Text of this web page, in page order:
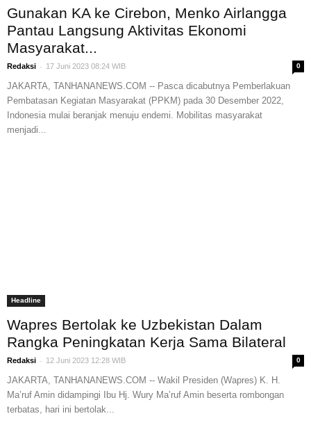
Gunakan KA ke Cirebon, Menko Airlangga
Pantau Langsung Aktivitas Ekonomi
Masyarakat...
Redaksi - 17 Juni 2023 08:24 WIB 0
JAKARTA, TANHANANEWS.COM -- Pasca dicabutnya Pemberlakuan
Pembatasan Kegiatan Masyarakat (PPKM) pada 30 Desember 2022,
Indonesia mulai beranjak menuju endemi. Mobilitas masyarakat
menjadi...
Headline
Wapres Bertolak ke Uzbekistan Dalam
Rangka Peningkatan Kerja Sama Bilateral
Redaksi - 12 Juni 2023 12:28 WIB 0
JAKARTA, TANHANANEWS.COM -- Wakil Presiden (Wapres) K. H.
Ma’ruf Amin didampingi Ibu Hj. Wury Ma’ruf Amin beserta rombongan
terbatas, hari ini bertolak...